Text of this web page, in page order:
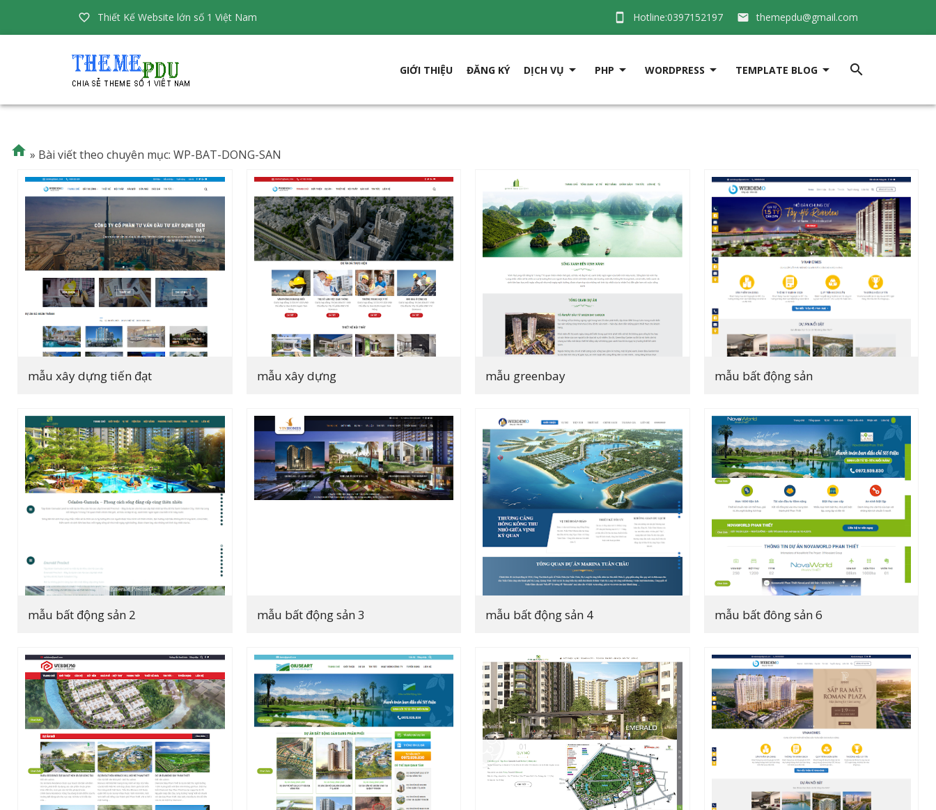
 Thiết Kế Website lớn số 1 Việt Nam  themepdu@gmail.com
 Hotline:0397152197
GIỚI THIỆU ĐĂNG KÝ DỊCH VỤ  PHP  WORDPRESS  TEMPLATE BLOG  
 » Bài viết theo chuyên mục: WP-BAT-DONG-SAN
mẫu xây dựng tiến đạt mẫu xây dựng mẫu greenbay mẫu bất động sản
mẫu bất động sản 2 mẫu bất động sản 3 mẫu bất động sản 4 mẫu bất đông sản 6